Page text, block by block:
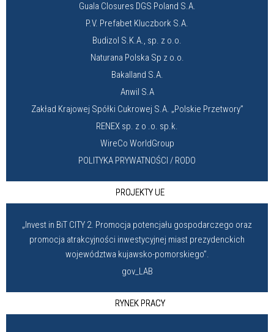
Guala Closures DGS Poland S.A.
P.V. Prefabet Kluczbork S.A.
Budizol S.K.A., sp. z o.o.
Naturana Polska Sp z o.o.
Bakalland S.A.
Anwil S.A
Zakład Krajowej Spółki Cukrowej S.A. „Polskie Przetwory”
RENEX sp. z o .o. sp.k.
WireCo WorldGroup
POLITYKA PRYWATNOŚCI / RODO
PROJEKTY UE
„Invest in BiT CITY 2. Promocja potencjału gospodarczego oraz
promocja atrakcyjności inwestycyjnej miast prezydenckich
województwa kujawsko-pomorskiego”.
gov_LAB
RYNEK PRACY